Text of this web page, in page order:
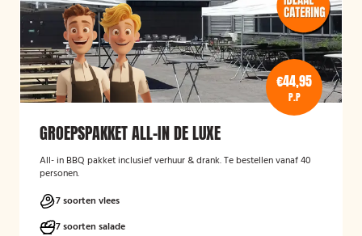
€44,95
P.P
GROEPSPAKKET ALL-IN DE LUXE
All- in BBQ pakket inclusief verhuur & drank. Te bestellen vanaf 40
personen.
7 soorten vlees
7 soorten salade